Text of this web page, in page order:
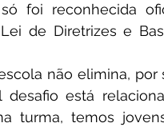
foi reconhecida
de Diretrizes e
desafio está
turma, temos